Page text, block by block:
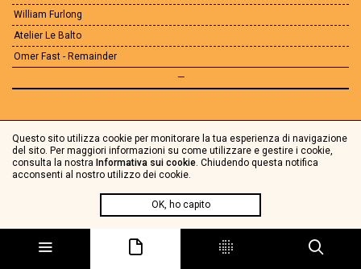
William Furlong
Atelier Le Balto
Omer Fast - Remainder
—
Questo sito utilizza cookie per monitorare la tua esperienza di navigazione
del sito. Per maggiori informazioni su come utilizzare e gestire i cookie,
consulta la nostra Informativa sui cookie. Chiudendo questa notifica
acconsenti al nostro utilizzo dei cookie.
OK, ho capito